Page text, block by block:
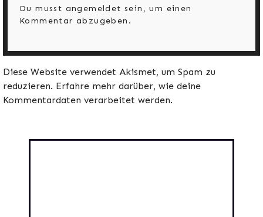
Du musst angemeldet sein, um einen
Kommentar abzugeben.
Diese Website verwendet Akismet, um Spam zu
reduzieren. Erfahre mehr darüber, wie deine
Kommentardaten verarbeitet werden.